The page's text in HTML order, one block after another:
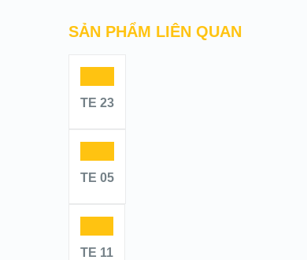
SẢN PHẨM LIÊN QUAN
TE 23
TE 05
TE 11